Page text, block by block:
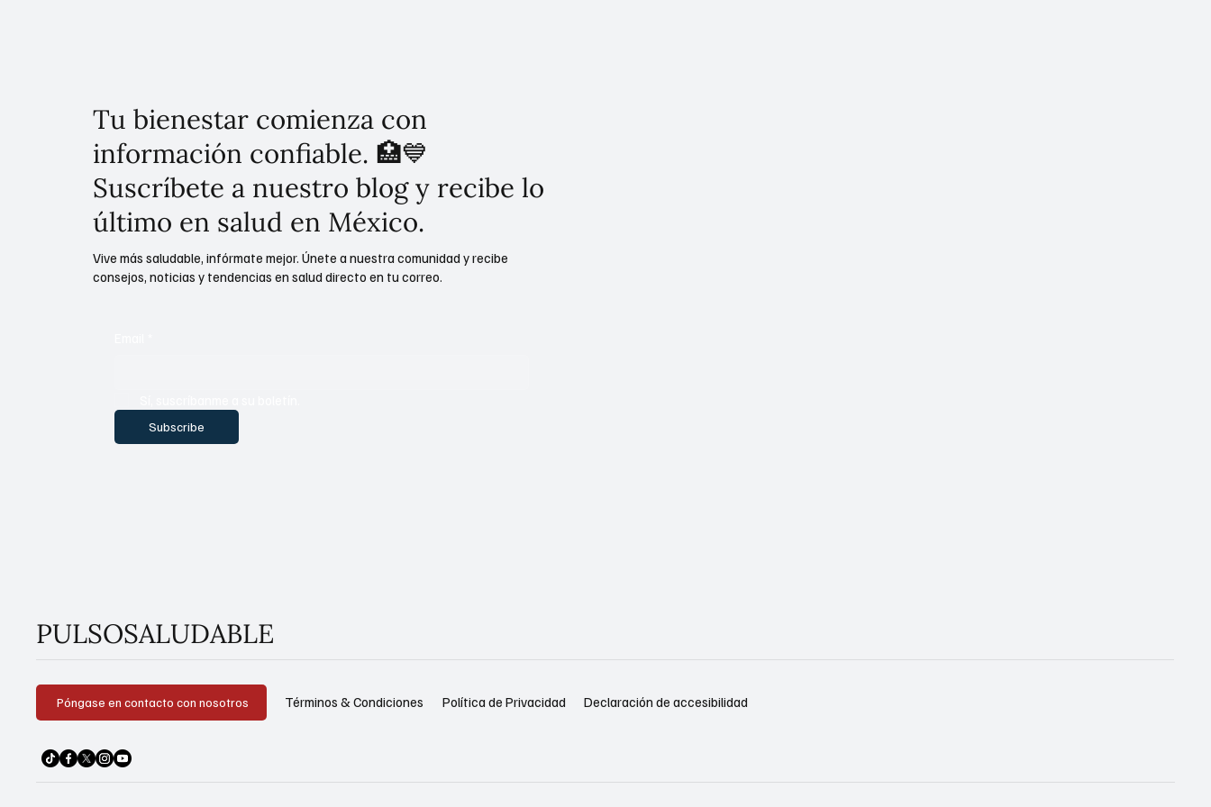
Tu bienestar comienza con
información confiable. 🏥💙
Suscríbete a nuestro blog y recibe lo
último en salud en México.
Subscribe
Vive más saludable, infórmate mejor. Únete a nuestra comunidad y recibe
consejos, noticias y tendencias en salud directo en tu correo.
PULSOSALUDABLE
Póngase en contacto con nosotros Política de Privacidad
Términos & Condiciones Declaración de accesibilidad